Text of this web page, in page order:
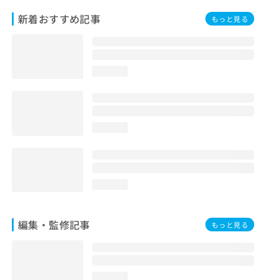
新着おすすめ記事 もっと見る
編集・監修記事 もっと見る
問